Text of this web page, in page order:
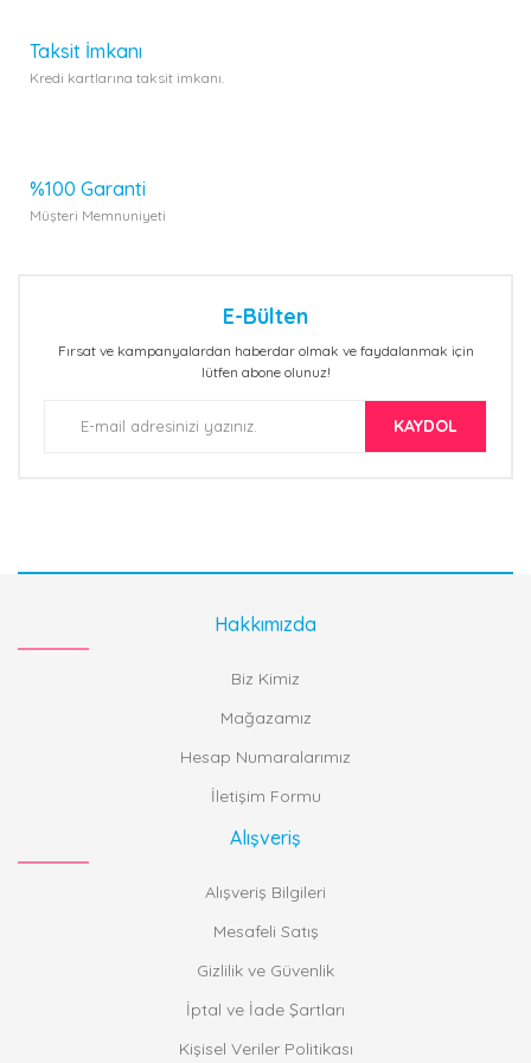
Taksit İmkanı
Kredi kartlarına taksit imkanı.
%100 Garanti
Müşteri Memnuniyeti
E-Bülten
Fırsat ve kampanyalardan haberdar olmak ve faydalanmak için
lütfen abone olunuz!
KAYDOL
Hakkımızda
Biz Kimiz
Mağazamız
Hesap Numaralarımız
İletişim Formu
Alışveriş
Alışveriş Bilgileri
Mesafeli Satış
Gizlilik ve Güvenlik
İptal ve İade Şartları
Kişisel Veriler Politikası